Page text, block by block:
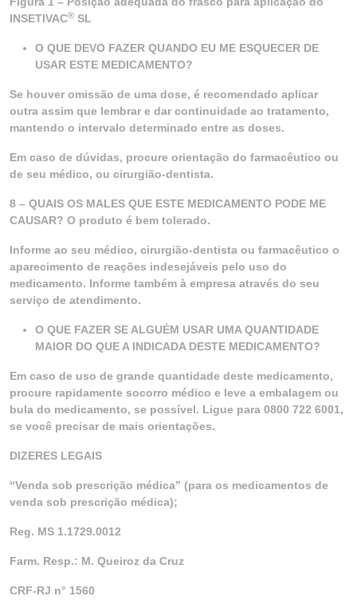
INSETIVAC® SL
O QUE DEVO FAZER QUANDO EU ME ESQUECER DE
USAR ESTE MEDICAMENTO?
Se houver omissão de uma dose, é recomendado aplicar
outra assim que lembrar e dar continuidade ao tratamento,
mantendo o intervalo determinado entre as doses.
Em caso de dúvidas, procure orientação do farmacêutico ou
de seu médico, ou cirurgião-dentista.
8 – QUAIS OS MALES QUE ESTE MEDICAMENTO PODE ME
CAUSAR? O produto é bem tolerado.
Informe ao seu médico, cirurgião-dentista ou farmacêutico o
aparecimento de reações indesejáveis pelo uso do
medicamento. Informe também à empresa através do seu
serviço de atendimento.
O QUE FAZER SE ALGUÉM USAR UMA QUANTIDADE
MAIOR DO QUE A INDICADA DESTE MEDICAMENTO?
Em caso de uso de grande quantidade deste medicamento,
procure rapidamente socorro médico e leve a embalagem ou
bula do medicamento, se possível. Ligue para 0800 722 6001,
se você precisar de mais orientações.
DIZERES LEGAIS
“Venda sob prescrição médica” (para os medicamentos de
venda sob prescrição médica);
Reg. MS 1.1729.0012
Farm. Resp.: M. Queiroz da Cruz
CRF-RJ n° 1560